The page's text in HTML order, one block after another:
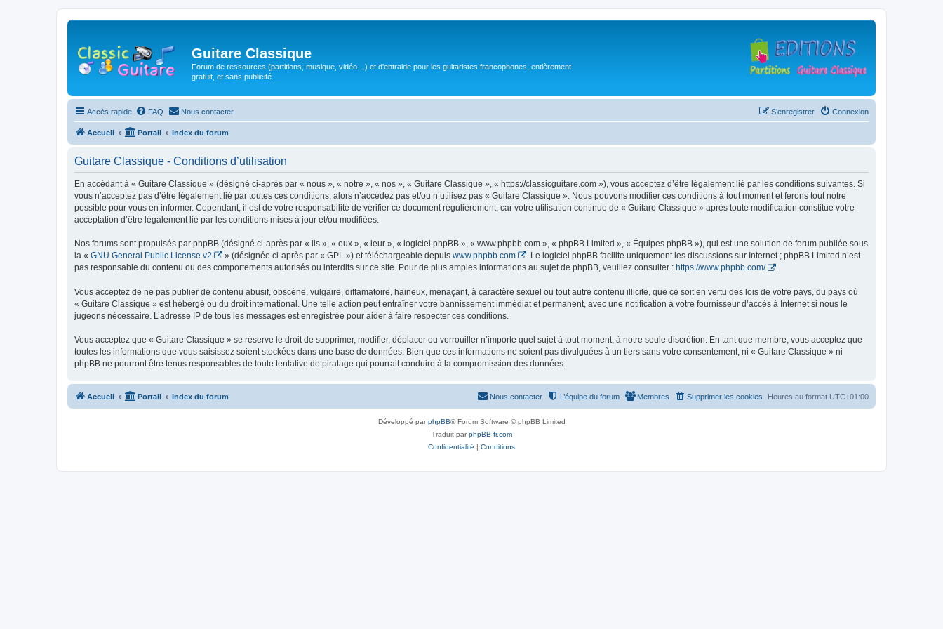
Guitare Classique
Forum de ressources (partitions, musique, vidéo…) et d'entraide pour les guitaristes francophones, entièrement
gratuit, et sans publicité.
Accès rapide FAQ Nous contacter Connexion
S’enregistrer
Accueil Portail Index du forum
Guitare Classique - Conditions d’utilisation
En accédant à « Guitare Classique » (désigné ci-après par « nous », « notre », « nos », « Guitare Classique », « https://classicguitare.com »), vous acceptez d’être légalement lié par les conditions suivantes. Si
vous n’acceptez pas d’être légalement lié par toutes ces conditions, alors n’accédez pas et/ou n’utilisez pas « Guitare Classique ». Nous pouvons modifier ces conditions à tout moment et ferons tout notre
possible pour vous en informer. Cependant, il est de votre responsabilité de vérifier ce document régulièrement, car votre utilisation continue de « Guitare Classique » après toute modification constitue votre
acceptation d’être légalement lié par les conditions mises à jour et/ou modifiées.
Nos forums sont propulsés par phpBB (désigné ci-après par « ils », « eux », « leur », « logiciel phpBB », « www.phpbb.com », « phpBB Limited », « Équipes phpBB »), qui est une solution de forum publiée sous
la « GNU General Public License v2 » (désignée ci-après par « GPL ») et téléchargeable depuis www.phpbb.com
. Le logiciel phpBB facilite uniquement les discussions sur Internet ; phpBB Limited n’est
pas responsable du contenu ou des comportements autorisés ou interdits sur ce site. Pour de plus amples informations au sujet de phpBB, veuillez consulter : https://www.phpbb.com/ .
Vous acceptez de ne pas publier de contenu abusif, obscène, vulgaire, diffamatoire, haineux, menaçant, à caractère sexuel ou tout autre contenu illicite, que ce soit en vertu des lois de votre pays, du pays où
« Guitare Classique » est hébergé ou du droit international. Une telle action peut entraîner votre bannissement immédiat et permanent, avec une notification à votre fournisseur d’accès à Internet si nous le
jugeons nécessaire. L’adresse IP de tous les messages est enregistrée pour aider à faire respecter ces conditions.
Vous acceptez que « Guitare Classique » se réserve le droit de supprimer, modifier, déplacer ou verrouiller n’importe quel sujet à tout moment, à notre seule discrétion. En tant que membre, vous acceptez que
toutes les informations que vous saisissez soient stockées dans une base de données. Bien que ces informations ne soient pas divulguées à un tiers sans votre consentement, ni « Guitare Classique » ni
phpBB ne pourront être tenus responsables de toute tentative de piratage qui pourrait conduire à la compromission des données.
Accueil Portail Index du forum Heures au format UTC+01:00
Supprimer les cookies
Membres
L’équipe du forum
Nous contacter
Développé parphpBB® Forum Software © phpBB Limited
Traduit parphpBB-fr.com
Confidentialité | Conditions